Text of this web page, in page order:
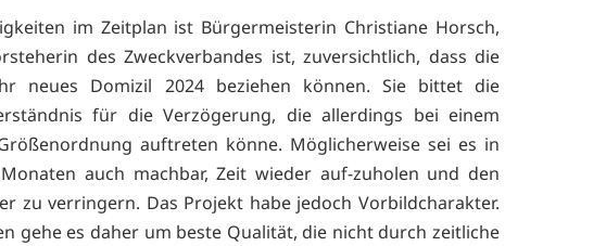
im Zeitplan ist Bürgermeisterin Christiane Horsch,
des Zweckverbandes ist, zuversichtlich, dass die
neues Domizil 2024 beziehen können. Sie bittet die
für die Verzögerung, die allerdings bei einem
auftreten könne. Möglicherweise sei es in
auch machbar, Zeit wieder auf-zuholen und den
zu verringern. Das Projekt habe jedoch Vorbildcharakter.
gehe es daher um beste Qualität, die nicht durch zeitliche